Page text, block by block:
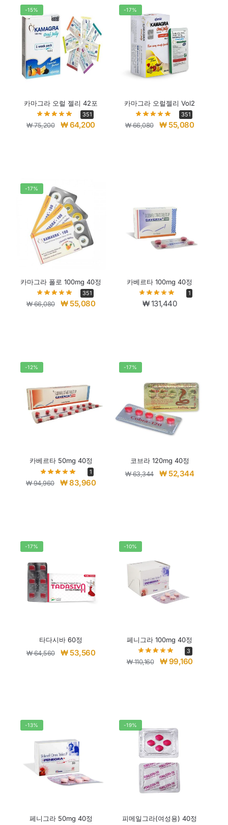
-15%
카마그라 오럴 젤리 42포
351
₩75,200 ₩64,200
-17%
카마그라 오럴젤리 Vol2
351
₩66,080 ₩55,080
-17%
카마그라 폴로 100mg 40정
351
₩66,080 ₩55,080
카베르타 100mg 40정
1
₩131,440
-12%
카베르타 50mg 40정
1
₩94,960 ₩83,960
-17%
코브라 120mg 40정
₩63,344 ₩52,344
-17%
타다시바 60정
₩64,560 ₩53,560
-10%
페니그라 100mg 40정
3
₩110,160 ₩99,160
-13%
페니그라 50mg 40정
-19%
피메일그라(여성용) 40정